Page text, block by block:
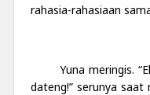
rahasia-rahasiaan
Yuna meringis.
dateng!” serunya